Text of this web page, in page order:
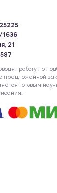
1636
21
работу по
предложенной
готовым